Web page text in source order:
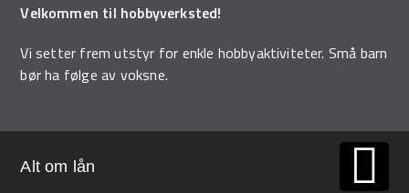
Velkommen til hobbyverksted!
Vi setter frem utstyr for enkle hobbyaktiviteter. Små barn
bør ha følge av voksne.
Alt om lån